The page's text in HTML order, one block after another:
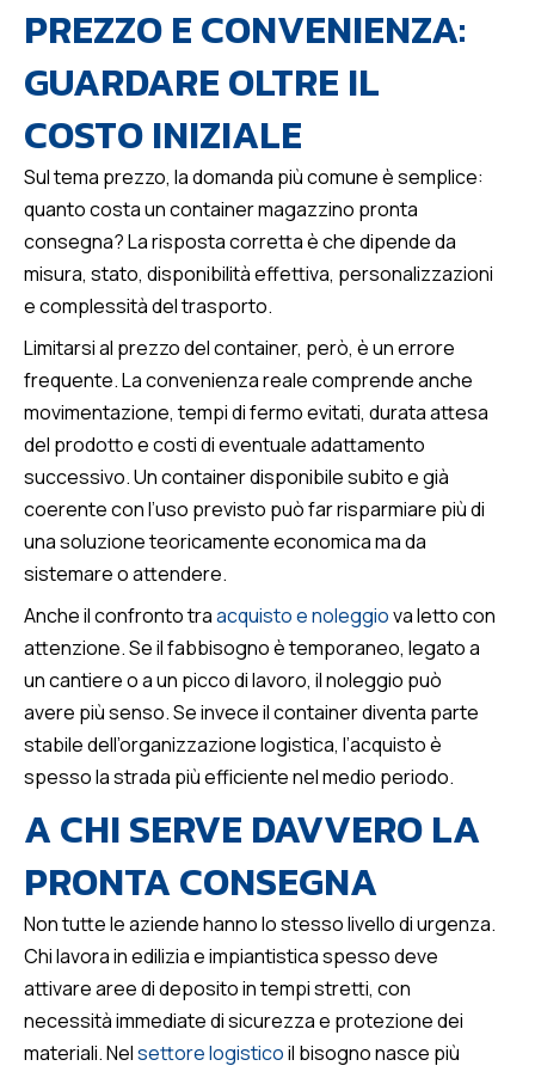
PREZZO E CONVENIENZA:
GUARDARE OLTRE IL
COSTO INIZIALE
Sul tema prezzo, la domanda più comune è semplice:
quanto costa un container magazzino pronta
consegna? La risposta corretta è che dipende da
misura, stato, disponibilità effettiva, personalizzazioni
e complessità del trasporto.
Limitarsi al prezzo del container, però, è un errore
frequente. La convenienza reale comprende anche
movimentazione, tempi di fermo evitati, durata attesa
del prodotto e costi di eventuale adattamento
successivo. Un container disponibile subito e già
coerente con l’uso previsto può far risparmiare più di
una soluzione teoricamente economica ma da
sistemare o attendere.
Anche il confronto traacquisto e noleggiova letto con
attenzione. Se il fabbisogno è temporaneo, legato a
un cantiere o a un picco di lavoro, il noleggio può
avere più senso. Se invece il container diventa parte
stabile dell’organizzazione logistica, l’acquisto è
spesso la strada più efficiente nel medio periodo.
A CHI SERVE DAVVERO LA
PRONTA CONSEGNA
Non tutte le aziende hanno lo stesso livello di urgenza.
Chi lavora in edilizia e impiantistica spesso deve
attivare aree di deposito in tempi stretti, con
necessità immediate di sicurezza e protezione dei
materiali. Nelsettore logisticoil bisogno nasce più